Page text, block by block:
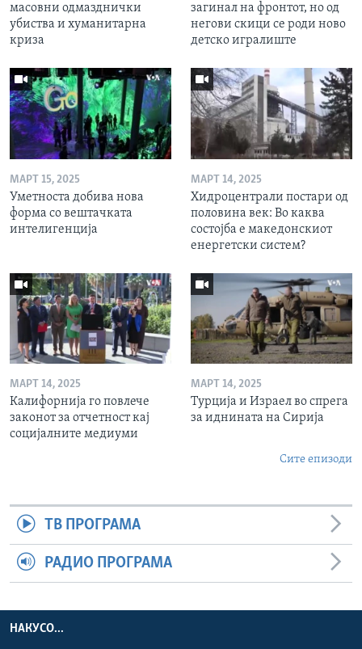
масовни одмазднички
убиства и хуманитарна
криза
загинал на фронтот, но од
негови скици се роди ново
детско игралиште
МАРТ 15, 2025
Уметноста добива нова
форма со вештачката
интелигенција
МАРТ 14, 2025
Хидроцентрали постари од
половина век: Во каква
состојба е македонскиот
енергетски систем?
МАРТ 14, 2025
Калифорнија го повлече
законот за отчетност кај
социјалните медиуми
МАРТ 14, 2025
Турција и Израел во спрега
за иднината на Сирија
Сите епизоди
ТВ ПРОГРАМА
РАДИО ПРОГРАМА
НАКУСО...